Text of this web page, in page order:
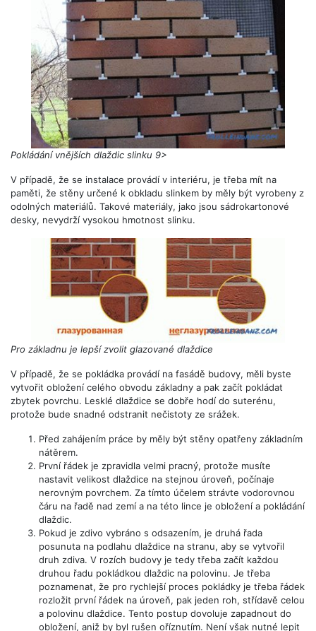
Pokládání vnějších dlaždic slinku 9>
V případě, že se instalace provádí v interiéru, je třeba mít na
paměti, že stěny určené k obkladu slinkem by měly být vyrobeny z
odolných materiálů. Takové materiály, jako jsou sádrokartonové
desky, nevydrží vysokou hmotnost slinku.
Pro základnu je lepší zvolit glazované dlaždice
V případě, že se pokládka provádí na fasádě budovy, měli byste
vytvořit obložení celého obvodu základny a pak začít pokládat
zbytek povrchu. Lesklé dlaždice se dobře hodí do suterénu,
protože bude snadné odstranit nečistoty ze srážek.
Před zahájením práce by měly být stěny opatřeny základním
nátěrem.
První řádek je zpravidla velmi pracný, protože musíte
nastavit velikost dlaždice na stejnou úroveň, počínaje
nerovným povrchem. Za tímto účelem strávte vodorovnou
čáru na řadě nad zemí a na této lince je obložení a pokládání
dlaždic.
Pokud je zdivo vybráno s odsazením, je druhá řada
posunuta na podlahu dlaždice na stranu, aby se vytvořil
druh zdiva. V rozích budovy je tedy třeba začít každou
druhou řadu pokládkou dlaždic na polovinu. Je třeba
poznamenat, že pro rychlejší proces pokládky je třeba řádek
rozložit první řádek na úroveň, pak jeden roh, střídavě celou
a polovinu dlaždice. Tento postup dovoluje zapadnout do
obložení, aniž by byl rušen oříznutím. Není však nutné lepit